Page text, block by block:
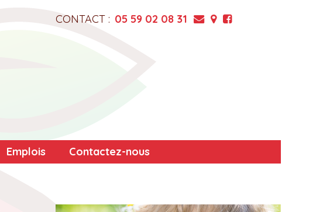
CONTACT : 05 59 02 08 31
Emplois Contactez-nous